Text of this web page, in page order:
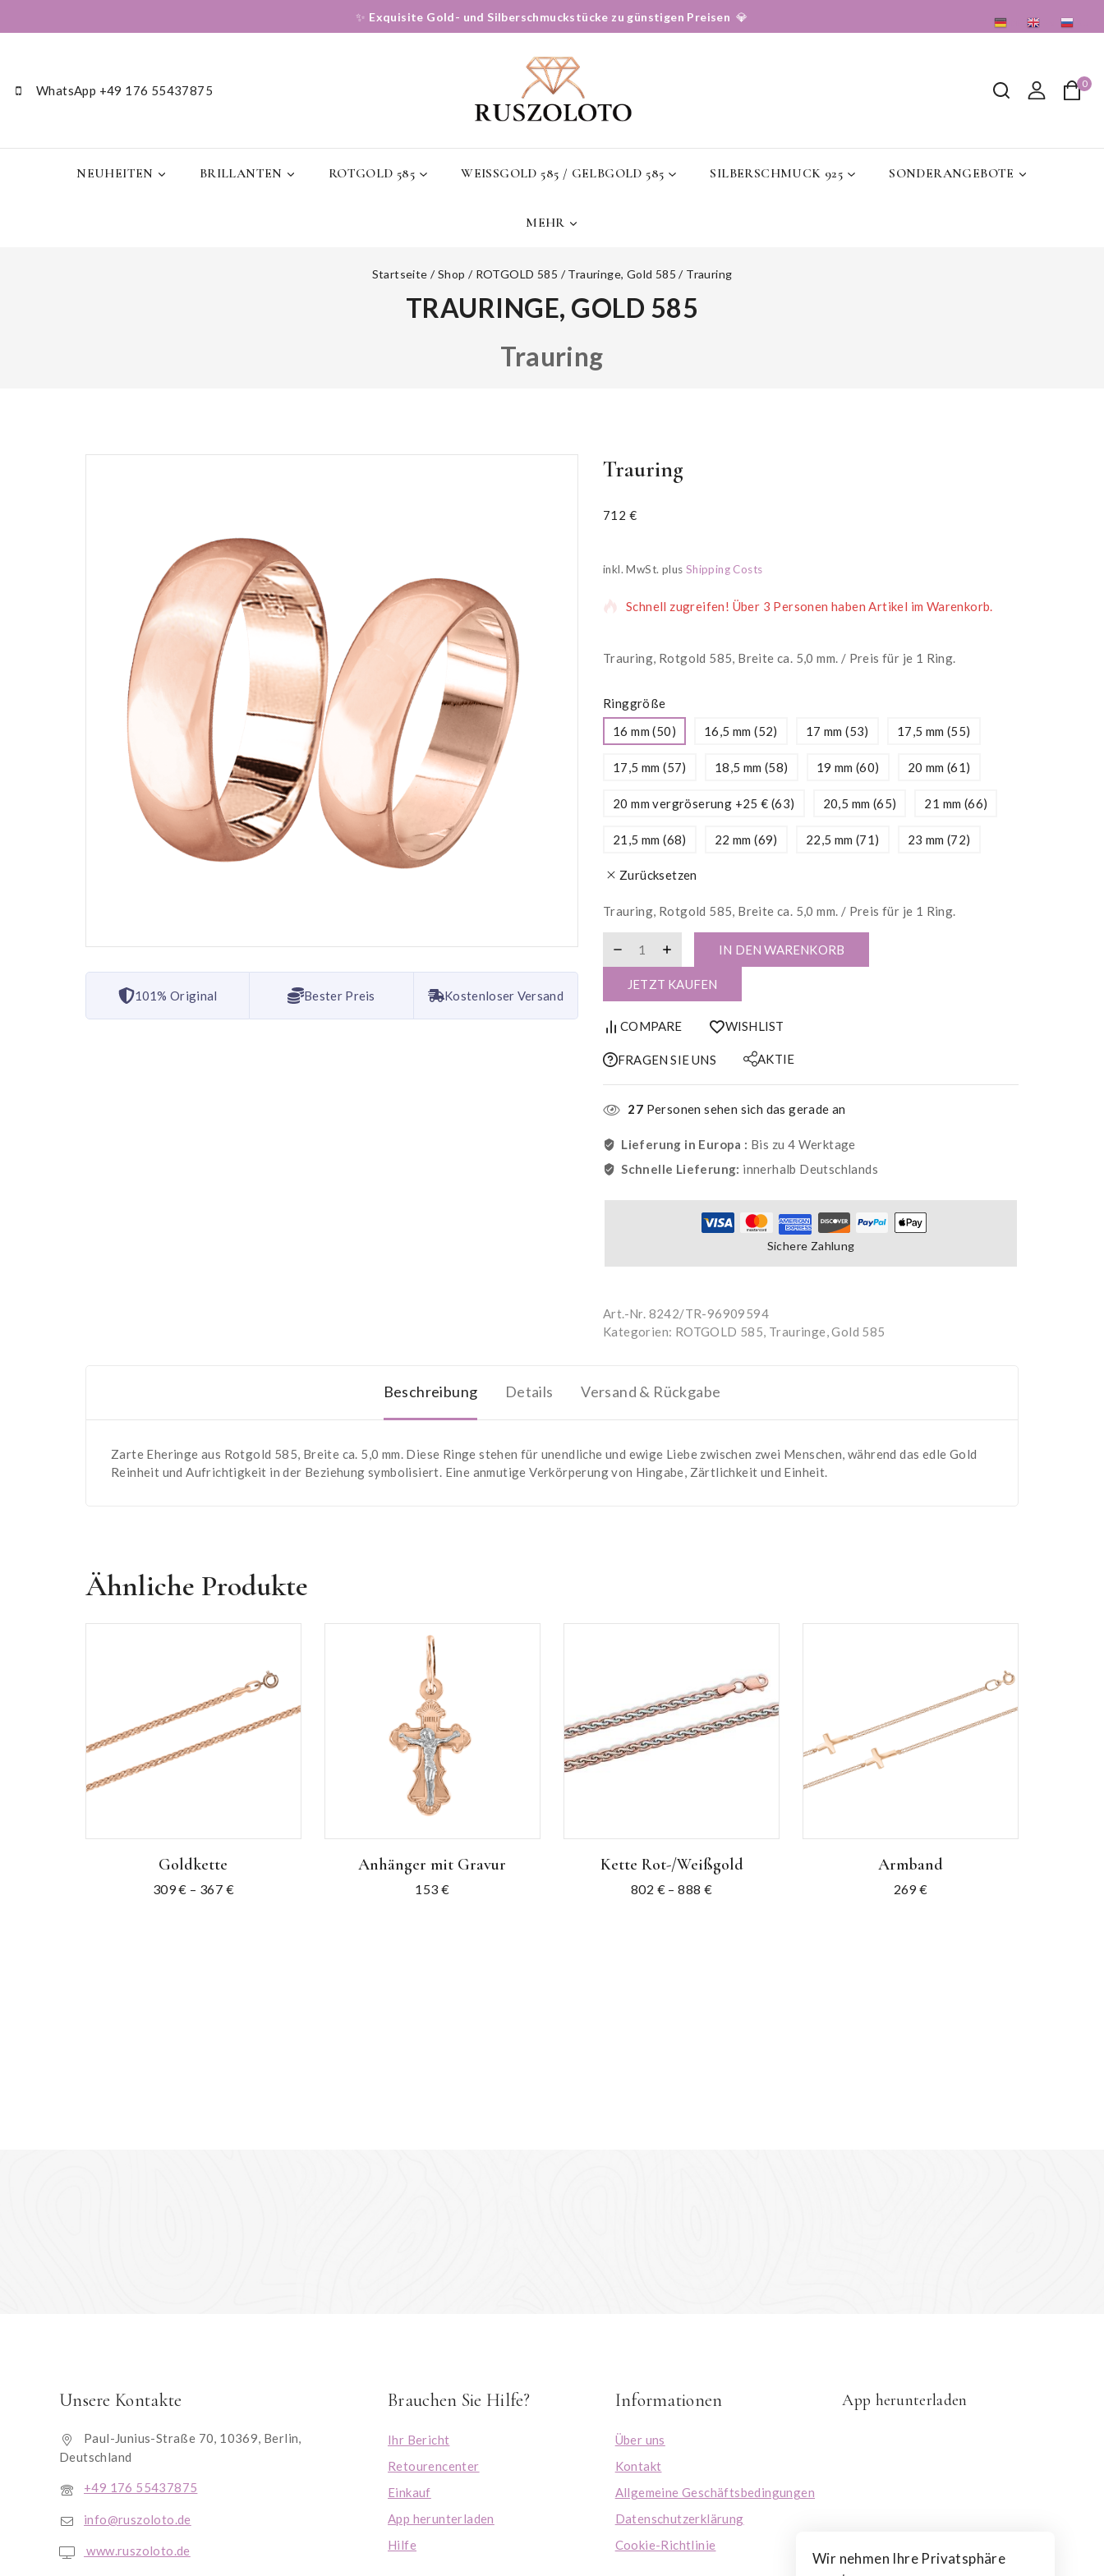
✨ Exquisite Gold- und Silberschmuckstücke zu günstigen Preisen 💎
WhatsApp +49 176 55437875 0
NEUHEITEN BRILLANTEN ROTGOLD 585 WEISSGOLD 585 / GELBGOLD 585 SILBERSCHMUCK 925 SONDERANGEBOTE
MEHR
Startseite / Shop / ROTGOLD 585 / Trauringe, Gold 585 / Trauring
TRAURINGE, GOLD 585
Trauring
101% Original Bester Preis Kostenloser Versand
Trauring
712 €
inkl. MwSt. plus Shipping Costs
16 Produkte wurden in den letzten 9 Stunden verkauft
Schnell zugreifen! Über 3 Personen haben Artikel im Warenkorb.
Trauring, Rotgold 585, Breite ca. 5,0 mm. / Preis für je 1 Ring.
Ringgröße
16 mm (50)
16,5 mm (52) 17 mm (53) 17,5 mm (55)
17,5 mm (57) 18,5 mm (58) 19 mm (60) 20 mm (61)
20 mm vergröserung +25 € (63) 20,5 mm (65) 21 mm (66)
21,5 mm (68) 22 mm (69) 22,5 mm (71) 23 mm (72)
Zurücksetzen
Trauring, Rotgold 585, Breite ca. 5,0 mm. / Preis für je 1 Ring.
IN DEN WARENKORB
JETZT KAUFEN
COMPARE WISHLIST
FRAGEN SIE UNS AKTIE
27 Personen sehen sich das gerade an
Lieferung in Europa : Bis zu 4 Werktage
Schnelle Lieferung: innerhalb Deutschlands
Sichere Zahlung
Art.-Nr. 8242/TR-96909594
Kategorien: ROTGOLD 585, Trauringe, Gold 585
Beschreibung Details Versand & Rückgabe
Zarte Eheringe aus Rotgold 585, Breite ca. 5,0 mm. Diese Ringe stehen für unendliche und ewige Liebe zwischen zwei Menschen, während das edle Gold
Reinheit und Aufrichtigkeit in der Beziehung symbolisiert. Eine anmutige Verkörperung von Hingabe, Zärtlichkeit und Einheit.
Ähnliche Produkte
Goldkette
309€ – 367 €
Anhänger mit Gravur
153€
Kette Rot-/Weißgold
802 € –888 €
Armband
269€
Unsere Kontakte
Paul-Junius-Straße 70, 10369, Berlin,
Deutschland
+49 176 55437875
info@ruszoloto.de
www.ruszoloto.de
Brauchen Sie Hilfe?
Ihr Bericht
Retourencenter
Einkauf
App herunterladen
Hilfe
Informationen
Über uns
Kontakt
Allgemeine Geschäftsbedingungen
Datenschutzerklärung
Cookie-Richtlinie
App herunterladen
Wir nehmen Ihre Privatsphäre